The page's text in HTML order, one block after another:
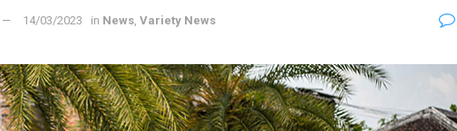
14/03/2023 in News Variety News